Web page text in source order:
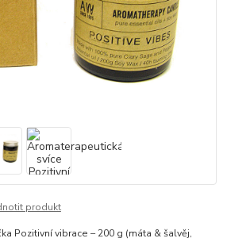
produkt
Pozitivní vibrace – 200 g (máta & šalvěj,